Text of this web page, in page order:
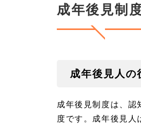
と
デ
リ
1
人の
と対
成年後見制
成年後見人の
成年後見制度は、認
度です。成年後見人